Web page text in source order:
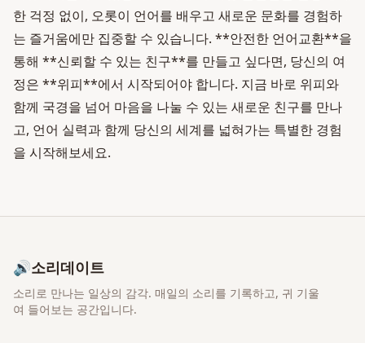
한 걱정 없이, 오롯이 언어를 배우고 새로운 문화를 경험하
는 즐거움에만 집중할 수 있습니다. **안전한 언어교환**을
통해 **신뢰할 수 있는 친구**를 만들고 싶다면, 당신의 여
정은 **위피**에서 시작되어야 합니다. 지금 바로 위피와
함께 국경을 넘어 마음을 나눌 수 있는 새로운 친구를 만나
고, 언어 실력과 함께 당신의 세계를 넓혀가는 특별한 경험
을 시작해보세요.
🔊소리데이트
소리로 만나는 일상의 감각. 매일의 소리를 기록하고, 귀 기울
여 들어보는 공간입니다.